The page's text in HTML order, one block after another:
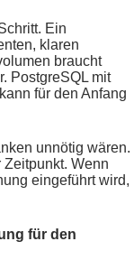
Ein
klaren
braucht
PostgreSQL mit
für den Anfang
unnötig wären.
Wenn
eingeführt wird,
für den